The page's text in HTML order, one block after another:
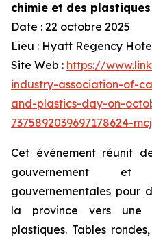
chimie et des
Date : 22 octobre 2025
Lieu : Hyatt Regency
Site Web : https://
industry-association-of-
and-plastics-day-on-
7375892039697178624-
Cet événement réunit
gouvernement et
gouvernementales pour
la province vers une
plastiques. Tables